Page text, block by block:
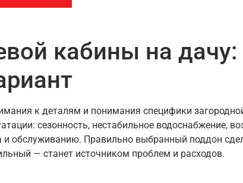
кабины на дачу:
к деталям и понимания специфики
сезонность, нестабильное водоснабжение,
и обслуживанию. Правильно выбранный поддон
— станет источником проблем и расходов.